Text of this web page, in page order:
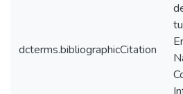
dcterms.bibliographicCitation